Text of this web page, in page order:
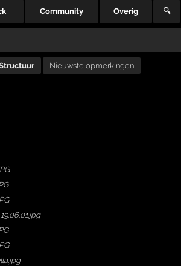
Community Overig 🔍
Nieuwste opmerkingen